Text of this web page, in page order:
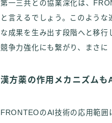
第一三共との協業深化は、
と言えるでしょう。このよう
な成果を生み出す段階へと移
競争力強化にも繋がり、まさに
漢方薬の作用メカニズム
FRONTEOのAI技術の応用範